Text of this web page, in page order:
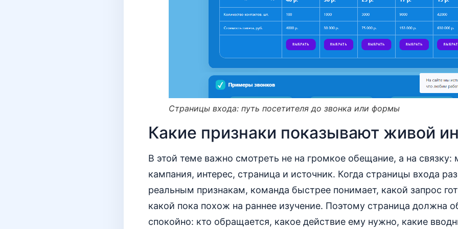
Страницы входа: путь посетителя до звонка или формы
Какие признаки показывают живой
В этой теме важно смотреть не на громкое обещание, а на связку:
кампания, интерес, страница и источник. Когда страницы входа
реальным признакам, команда быстрее понимает, какой запрос
какой пока похож на раннее изучение. Поэтому страница должна
спокойно: кто обращается, какое действие ему нужно, какие